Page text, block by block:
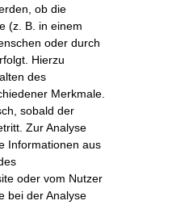
ob die
(z. B. in einem
oder durch
Hierzu
des
Merkmale.
sobald der
Zur Analyse
Informationen aus
oder vom Nutzer
bei der Analyse